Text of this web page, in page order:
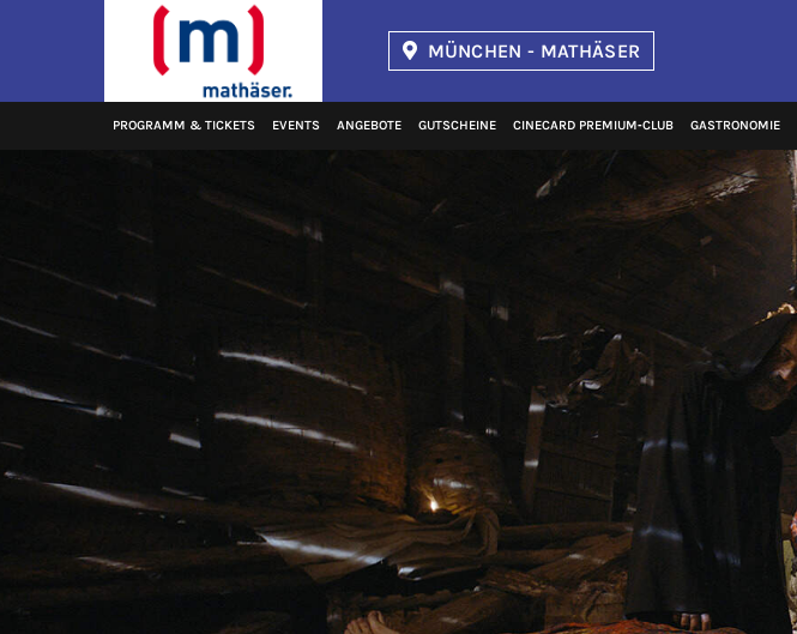
MÜNCHEN - MATHÄSER
PROGRAMM & TICKETS EVENTS ANGEBOTE GUTSCHEINE CINECARD PREMIUM‑CLUB GASTRONOMIE